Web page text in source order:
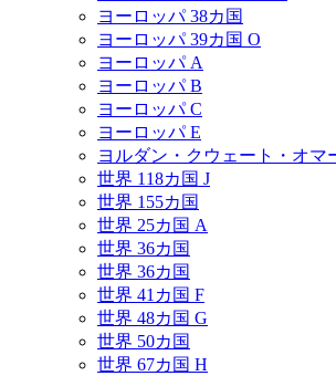
ヨーロッパ 38カ国
ヨーロッパ 39カ国 O
ヨーロッパ A
ヨーロッパ B
ヨーロッパ C
ヨーロッパ E
ヨルダン・クウェート・オマ
世界 118カ国 J
世界 155カ国
世界 25カ国 A
世界 36カ国
世界 36カ国
世界 41カ国 F
世界 48カ国 G
世界 50カ国
世界 67カ国 H